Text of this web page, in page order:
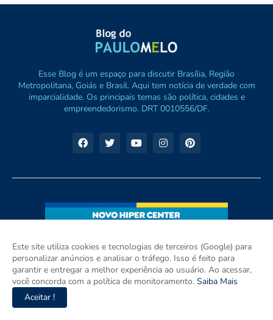
Esse Blog é um espaço para discutir Brasília, Região
Metropolitana, Goiás e Brasil. Aqui tem notícia de verdade com
imparcialidade. Os principais temas são política, cidades e
empreendedorismo. DRT 0010556/DF.
Este site utiliza cookies e tecnologias de terceiros (Google) para
personalizar anúncios e analisar o tráfego. Isso é feito para
garantir e entregar a melhor experiência ao usuário. Ao acessar,
você concorda com a política de monitoramento. Saiba Mais
Aceitar !